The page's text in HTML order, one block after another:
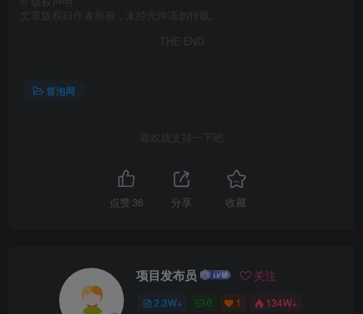
文章版权归作者所有，未经允许请勿转载。
THE END
冒泡网
喜欢就支持一下吧
点赞 36 分享 收藏
项目发布员 关注
2.3W+ 0 1 134W+